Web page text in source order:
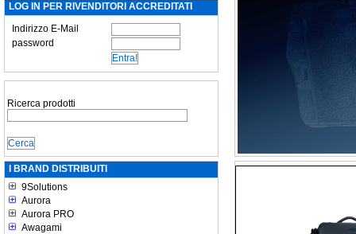
LOG IN PER RIVENDITORI ACCREDITATI
Indirizzo E-Mail
password
Ricerca prodotti
I BRAND DISTRIBUITI
9Solutions
Aurora
Aurora PRO
Awagami